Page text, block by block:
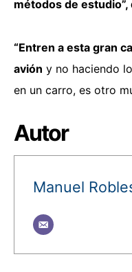
métodos de estudio”,
“Entren a esta gran
avión y no haciendo
en un carro, es otro
Autor
Manuel